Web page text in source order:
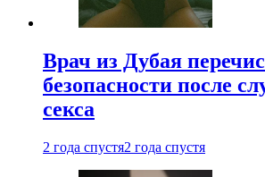
Врач из Дубая
безопасности после
секса
2 года спустя2 года спустя